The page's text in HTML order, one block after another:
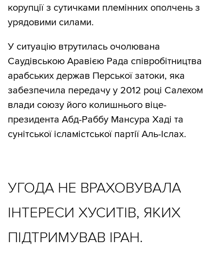
корупції з сутичками племінних ополчень з
урядовими силами.
У ситуацію втрутилась очолювана
Саудівською Аравією Рада співробітництва
арабських держав Перської затоки, яка
забезпечила передачу у 2012 році Салехом
влади союзу його колишнього віце-
президента Абд-Раббу Мансура Хаді та
сунітської ісламістської партії Аль-Іслах.
УГОДА НЕ ВРАХОВУВАЛА
ІНТЕРЕСИ ХУСИТІВ, ЯКИХ
ПІДТРИМУВАВ ІРАН.